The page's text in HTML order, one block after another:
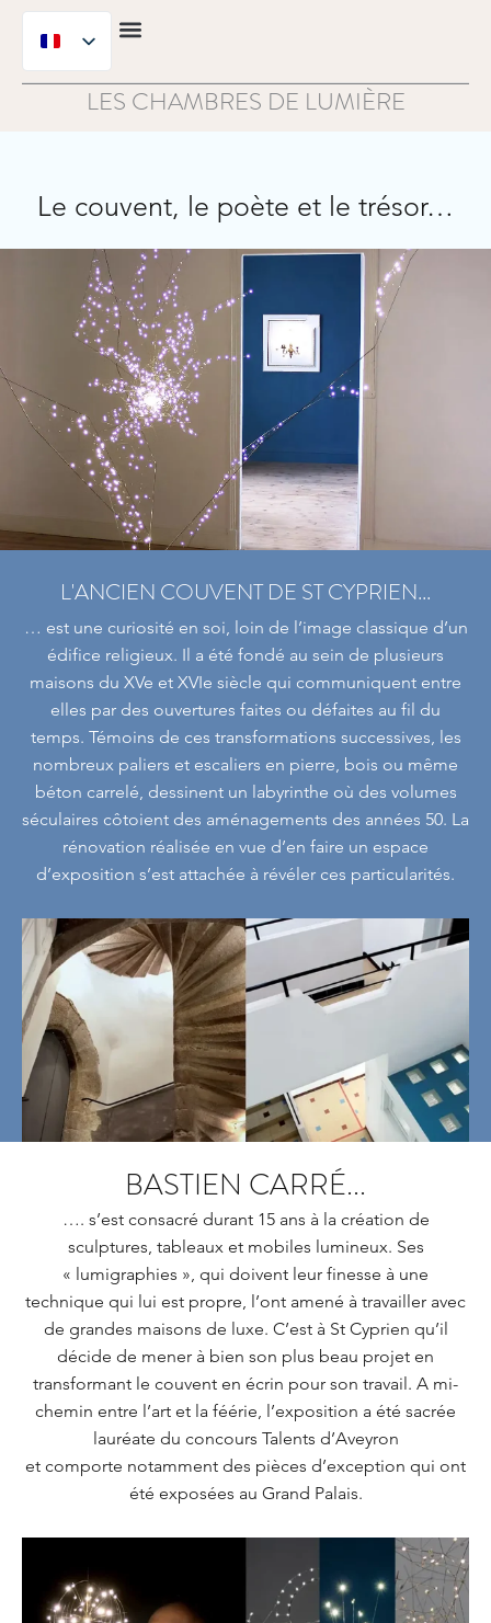
Aller
contenu
LES CHAMBRES DE LUMIÈRE
Le couvent, le poète et le trésor…
L'ANCIEN COUVENT DE ST CYPRIEN...
… est une curiosité en soi, loin de l’image classique d’un
édifice religieux. Il a été fondé au sein de plusieurs
maisons du XVe et XVIe siècle qui communiquent entre
elles par des ouvertures faites ou défaites au fil du
temps. Témoins de ces transformations successives, les
nombreux paliers et escaliers en pierre, bois ou même
béton carrelé, dessinent un labyrinthe où des volumes
séculaires côtoient des aménagements des années 50. La
rénovation réalisée en vue d’en faire un espace
d’exposition s’est attachée à révéler ces particularités.
BASTIEN CARRÉ...
…. s’est consacré durant 15 ans à la création de
sculptures, tableaux et mobiles lumineux. Ses
« lumigraphies », qui doivent leur finesse à une
technique qui lui est propre, l’ont amené à travailler avec
de grandes maisons de luxe. C’est à St Cyprien qu’il
décide de mener à bien son plus beau projet en
transformant le couvent en écrin pour son travail. A mi-
chemin entre l’art et la féérie, l’exposition a été sacrée
lauréate du concours Talents d’Aveyron
et comporte notamment des pièces d’exception qui ont
été exposées au Grand Palais.